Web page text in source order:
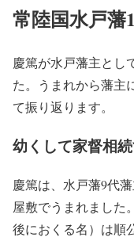
常陸国水戸藩
慶篤が水戸藩主とし
た。うまれから藩主
て振り返ります。
幼くして家督相
慶篤は、水戸藩9代
屋敷でうまれました
後におくる名）は順